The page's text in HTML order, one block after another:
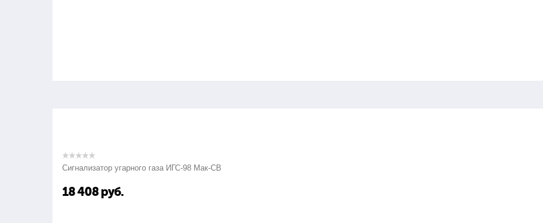
Сигнализатор угарного газа ИГС-98 Мак-СВ
18 408 руб.